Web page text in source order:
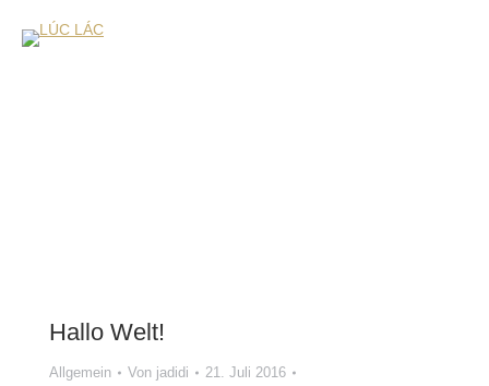
Hallo Welt!
Allgemein Von jadidi
21. Juli 2016